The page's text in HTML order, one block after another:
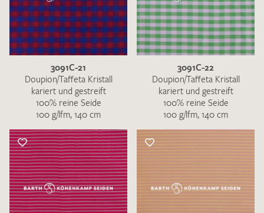
3091C-21
Doupion/Taffeta Kristall
kariert und gestreift
100% reine Seide
100 g/lfm, 140 cm
3091C-22
Doupion/Taffeta Kristall
kariert und gestreift
100% reine Seide
100 g/lfm, 140 cm